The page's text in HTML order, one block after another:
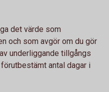
det värde som
och som avgör om du gör
underliggande tillgångs
antal dagar i